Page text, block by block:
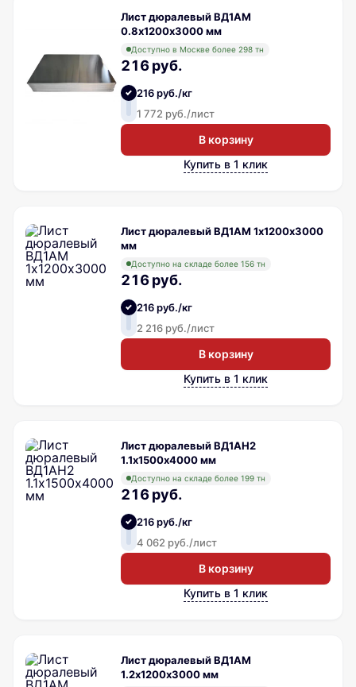
Лист дюралевый ВД1АМ
0.8х1200х3000 мм
Доступно в Москве более 298 тн
216 руб.
216 руб./кг
1 772 руб./лист
В корзину
Купить в 1 клик
Лист дюралевый ВД1АМ 1х1200х3000
мм
Доступно на складе более 156 тн
216 руб.
216 руб./кг
2 216 руб./лист
В корзину
Купить в 1 клик
Лист дюралевый ВД1АН2
1.1х1500х4000 мм
Доступно на складе более 199 тн
216 руб.
216 руб./кг
4 062 руб./лист
В корзину
Купить в 1 клик
Лист дюралевый ВД1АМ
1.2х1200х3000 мм